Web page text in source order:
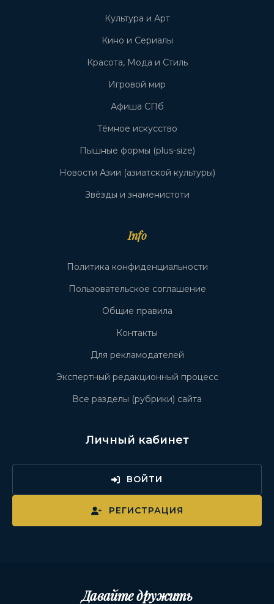
Культура и Арт
Кино и Сериалы
Красота, Мода и Стиль
Игровой мир
Афиша СПб
Тёмное искусство
Пышные формы (plus-size)
Новости Азии (азиатской культуры)
Звёзды и знаменистоти
Info
Политика конфиденциальности
Пользовательское соглашение
Общие правила
Контакты
Для рекламодателей
Экспертный редакционный процесс
Все разделы (рубрики) сайта
Личный кабинет
ВОЙТИ
РЕГИСТРАЦИЯ
Давайте дружить